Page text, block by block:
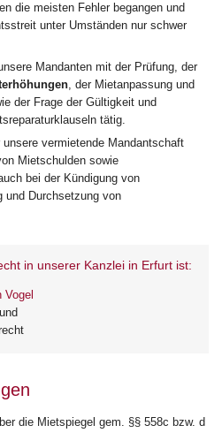
die meisten Fehler begangen und
unter Umständen nur schwer
Mandanten mit der Prüfung, der
, der Mietanpassung und
der Frage der Gültigkeit und
tätig.
vermietende Mandantschaft
Mietschulden sowie
bei der Kündigung von
und Durchsetzung von
in unserer Kanzlei in Erfurt ist:
Vogel
die Mietspiegel gem. §§ 558c bzw. d